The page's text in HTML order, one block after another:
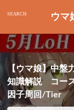
ウマ
【ウマ娘】中盤
知識解説 コー
因子周回/Tier